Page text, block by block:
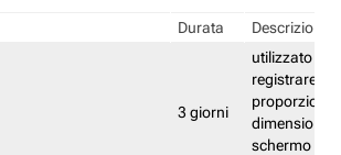
Durata Descrizione
3 giorni
utilizzato per
registrare le
proporzioni
dimensioni
schermo e